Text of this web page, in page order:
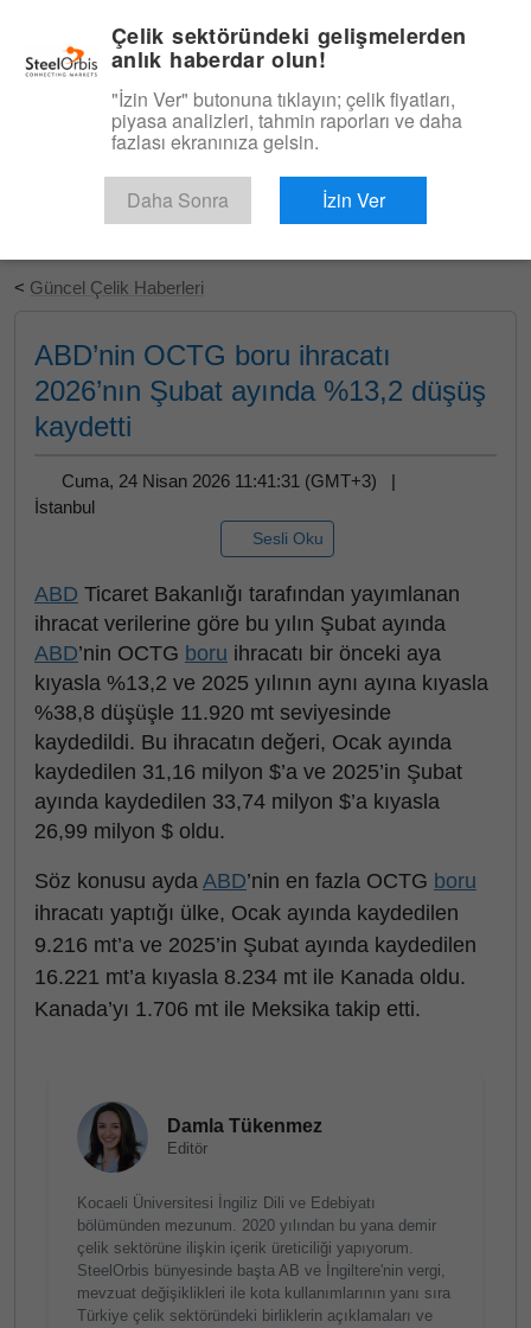
Ücretsiz Deneyin
< Güncel Çelik Haberleri
ABD’nin OCTG boru ihracatı
2026’nın Şubat ayında %13,2 düşüş
kaydetti
Cuma, 24 Nisan 2026 11:41:31 (GMT+3) |
İstanbul
Sesli Oku
ABD Ticaret Bakanlığı tarafından yayımlanan
ihracat verilerine göre bu yılın Şubat ayında
ABD’nin OCTG boru ihracatı bir önceki aya
kıyasla %13,2 ve 2025 yılının aynı ayına kıyasla
%38,8 düşüşle 11.920 mt seviyesinde
kaydedildi. Bu ihracatın değeri, Ocak ayında
kaydedilen 31,16 milyon $’a ve 2025’in Şubat
ayında kaydedilen 33,74 milyon $’a kıyasla
26,99 milyon $ oldu.
Söz konusu ayda ABD’nin en fazla OCTG boru
ihracatı yaptığı ülke, Ocak ayında kaydedilen
9.216 mt’a ve 2025’in Şubat ayında kaydedilen
16.221 mt’a kıyasla 8.234 mt ile Kanada oldu.
Kanada’yı 1.706 mt ile Meksika takip etti.
Damla Tükenmez
Editör
Kocaeli Üniversitesi İngiliz Dili ve Edebiyatı
bölümünden mezunum. 2020 yılından bu yana demir
çelik sektörüne ilişkin içerik üreticiliği yapıyorum.
SteelOrbis bünyesinde başta AB ve İngiltere'nin vergi,
mevzuat değişiklikleri ile kota kullanımlarının yanı sıra
Türkiye çelik sektöründeki birliklerin açıklamaları ve
Çelik sektöründeki gelişmelerden
anlık haberdar olun!
"İzin Ver" butonuna tıklayın; çelik fiyatları,
piyasa analizleri, tahmin raporları ve daha
fazlası ekranınıza gelsin.
Daha Sonra İzin Ver